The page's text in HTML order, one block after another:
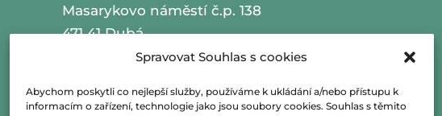
Spravovat Souhlas s cookies
Abychom poskytli co nejlepší služby, používáme k ukládání a/nebo přístupu k
informacím o zařízení, technologie jako jsou soubory cookies. Souhlas s těmito
Masarykovo náměstí č.p. 138
471 41 Dubá
IČO 00260479
telefon 487 870 201